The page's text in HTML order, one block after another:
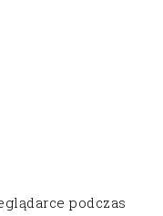
podczas